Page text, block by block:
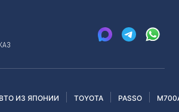
ИЗ ЯПОНИИ TOYOTA PASSO